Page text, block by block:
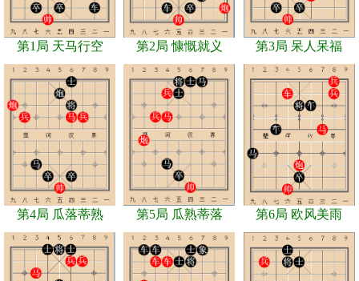
第1局 天马行空 第2局 慷慨就义 第3局 呆人呆福
第4局 瓜落蒂熟 第5局 瓜熟蒂落 第6局 欧风美雨